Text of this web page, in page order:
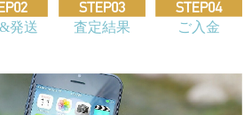
発送 査定結果 ご入金